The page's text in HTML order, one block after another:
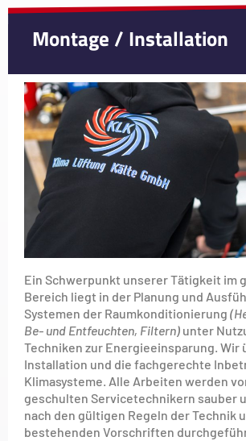
Montage / Installation
Ein Schwerpunkt unserer Tätigkeit im
Bereich liegt in der Planung und
Systemen der Raumkonditionierung
Be- und Entfeuchten, Filtern) unter
Techniken zur Energieeinsparung. Wir
Installation und die fachgerechte
Klimasysteme. Alle Arbeiten werden
geschulten Servicetechnikern sauber
nach den gültigen Regeln der Technik
bestehenden Vorschriften